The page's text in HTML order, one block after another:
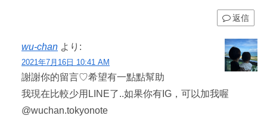
返信
wu-chan より:
2021年7月16日 10:41 AM
謝謝你的留言♡希望有一點點幫助
我現在比較少用LINE了..如果你有IG，可以加我喔
@wuchan.tokyonote